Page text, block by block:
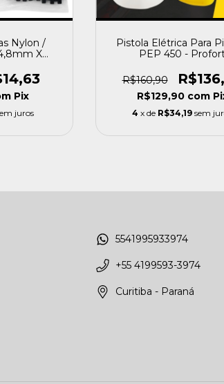
Nylon /
X
Pix
juros
Pistola Elétrica Para
PEP 450 -
R$160,90
R$129,90 com
4 x de R$34,19 sem
5541995933974
+55 4199593-3974
Curitiba - Paraná